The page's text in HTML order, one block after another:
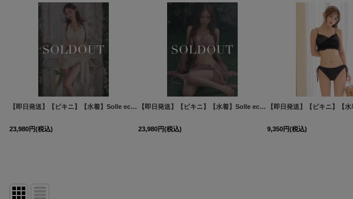
【即日発送】【ビキニ】【水着】Solle echo swimwear 4点セット[FB01] [M313dzjq-YN-IV-26RM-260519]
23,980円(税込)
【即日発送】【ビキニ】【水着】Solle echo swimwear 4点セット[FB01]
23,980円(税込) 9,350円(税込)